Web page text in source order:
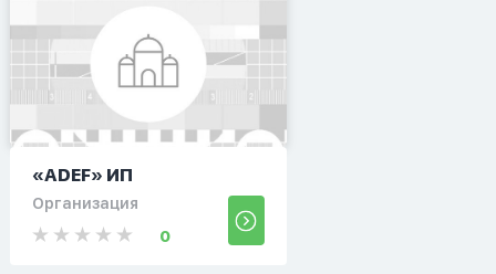
«ADEF» ИП
Организация
0